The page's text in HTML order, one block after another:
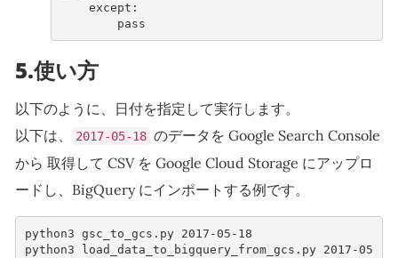
except :
pass
5.使い方
以下のように、日付を指定して実行します。
以下は、
2017-05-18 のデータを Google Search Console
から 取得して CSV を Google Cloud Storage にアップロ
ードし、BigQuery にインポートする例です。
python3 gsc_to_gcs . py 2017 -05 - 18
python3
load_data_to_bigquery_from_gcs . py 2017 -05